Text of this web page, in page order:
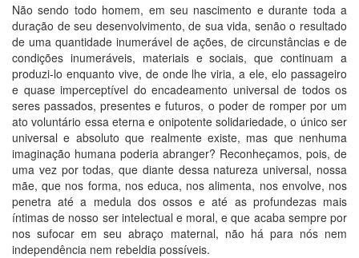
Não sendo todo homem, em seu nascimento e durante toda a
duração de seu desenvolvimento, de sua vida, senão o resultado
de uma quantidade inumerável de ações, de circunstâncias e de
condições inumeráveis, materiais e sociais, que continuam a
produzi-lo enquanto vive, de onde lhe viria, a ele, elo passageiro
e quase imperceptível do encadeamento universal de todos os
seres passados, presentes e futuros, o poder de romper por um
ato voluntário essa eterna e onipotente solidariedade, o único ser
universal e absoluto que realmente existe, mas que nenhuma
imaginação humana poderia abranger? Reconheçamos, pois, de
uma vez por todas, que diante dessa natureza universal, nossa
mãe, que nos forma, nos educa, nos alimenta, nos envolve, nos
penetra até a medula dos ossos e até as profundezas mais
íntimas de nosso ser intelectual e moral, e que acaba sempre por
nos sufocar em seu abraço maternal, não há para nós nem
independência nem rebeldia possíveis.